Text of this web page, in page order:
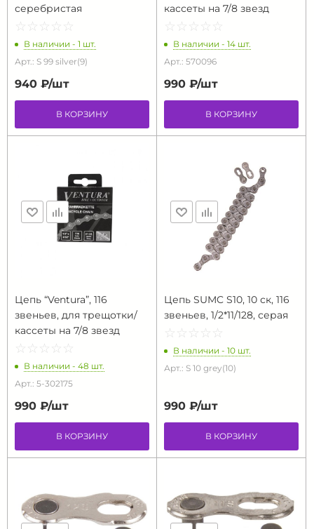
серебристая
☆ ☆ ☆ ☆ ☆
★ ★ ★ ★ ★
В наличии - 1 шт.
Арт.: S 99 silver(9)
940 ₽/шт
В КОРЗИНУ
кассеты на 7/8 звезд
☆ ☆ ☆ ☆ ☆
★ ★ ★ ★ ★
В наличии - 14 шт.
Арт.: 570096
990 ₽/шт
В КОРЗИНУ
Цепь “Ventura”, 116
звеньев, для трещотки/
кассеты на 7/8 звезд
☆ ☆ ☆ ☆ ☆
★ ★ ★ ★ ★
В наличии - 48 шт.
Арт.: 5-302175
990 ₽/шт
В КОРЗИНУ
Цепь SUMC S10, 10 ск, 116
звеньев, 1/2*11/128, серая
☆ ☆ ☆ ☆ ☆
★ ★ ★ ★ ★
В наличии - 10 шт.
Арт.: S 10 grey(10)
990 ₽/шт
В КОРЗИНУ